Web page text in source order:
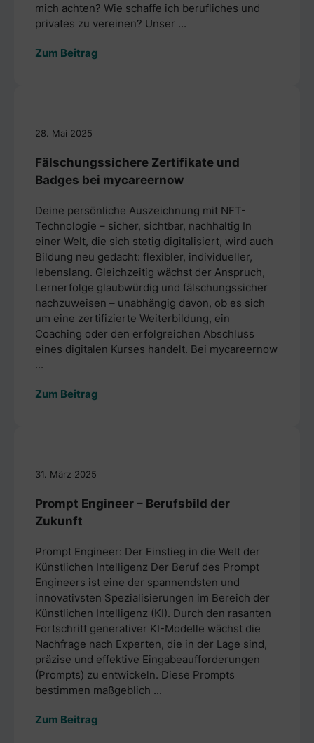
mich achten? Wie schaffe ich berufliches und
privates zu vereinen? Unser ...
Zum Beitrag
28. Mai 2025
Fälschungssichere Zertifikate und
Badges bei mycareernow
Deine persönliche Auszeichnung mit NFT-
Technologie – sicher, sichtbar, nachhaltig In
einer Welt, die sich stetig digitalisiert, wird auch
Bildung neu gedacht: flexibler, individueller,
lebenslang. Gleichzeitig wächst der Anspruch,
Lernerfolge glaubwürdig und fälschungssicher
nachzuweisen – unabhängig davon, ob es sich
um eine zertifizierte Weiterbildung, ein
Coaching oder den erfolgreichen Abschluss
eines digitalen Kurses handelt. Bei mycareernow
...
Zum Beitrag
31. März 2025
Prompt Engineer – Berufsbild der
Zukunft
Prompt Engineer: Der Einstieg in die Welt der
Künstlichen Intelligenz Der Beruf des Prompt
Engineers ist eine der spannendsten und
innovativsten Spezialisierungen im Bereich der
Künstlichen Intelligenz (KI). Durch den rasanten
Fortschritt generativer KI-Modelle wächst die
Nachfrage nach Experten, die in der Lage sind,
präzise und effektive Eingabeaufforderungen
(Prompts) zu entwickeln. Diese Prompts
bestimmen maßgeblich ...
Zum Beitrag